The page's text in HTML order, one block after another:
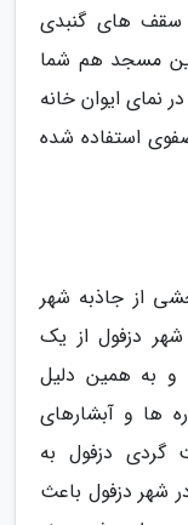
سقف های گنبدی
مسجد هم شما
نمای ایوان خانه
استفاده شده
از جاذبه شهر
دزفول از یک
به همین دلیل
ها و آبشارهای
دزفول به
شهر دزفول باعث